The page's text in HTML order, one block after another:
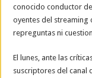
conocido conductor
oyentes del streaming
repreguntas ni
El lunes, ante las
suscriptores del canal